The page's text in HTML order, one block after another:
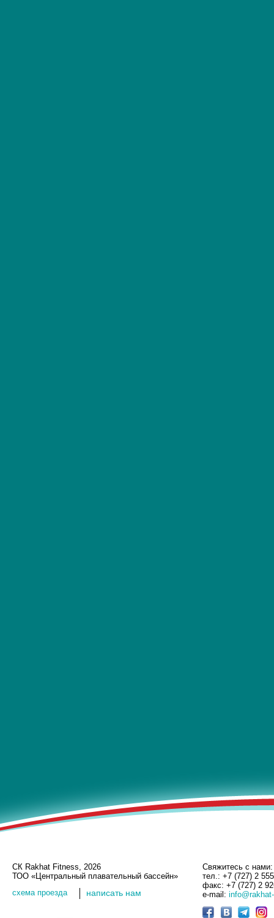
СК Rakhat Fitness, 2026
ТОО «Центральный плавательный бассейн»
cхема проезда
написать нам
Свяжитесь с нами:
тел.: +7 (727) 2
факс: +7 (727) 2
e-mail: